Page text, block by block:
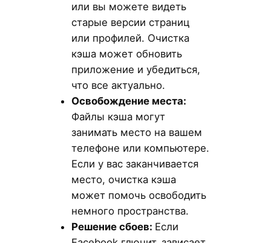
или вы можете видеть
старые версии страниц
или профилей. Очистка
кэша может обновить
приложение и убедиться,
что все актуально.
Освобождение места:
Файлы кэша могут
занимать место на вашем
телефоне или компьютере.
Если у вас заканчивается
место, очистка кэша
может помочь освободить
немного пространства.
Решение сбоев: Если